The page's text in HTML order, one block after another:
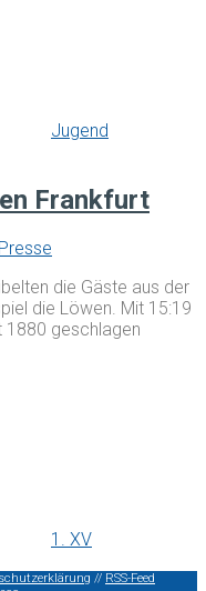
Jugend
Frankfurt
Presse
die Gäste aus der
die Löwen. Mit 15:19
1880 geschlagen
1. XV
// RSS-Feed